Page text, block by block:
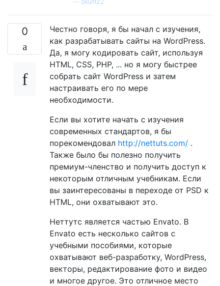
dkuntz2
0
Честно говоря, я бы начал с изучения,
как разрабатывать сайты на WordPress.
Да, я могу кодировать сайт, используя
HTML, CSS, PHP, ... но я могу быстрее
собрать сайт WordPress и затем
настраивать его по мере
необходимости.
Если вы хотите начать с изучения
современных стандартов, я бы
порекомендовал http://nettuts.com/ .
Также было бы полезно получить
премиум-членство и получить доступ к
некоторым отличным учебникам. Если
вы заинтересованы в переходе от PSD к
HTML, они охватывают это.
Неттутс является частью Envato. В
Envato есть несколько сайтов с
учебными пособиями, которые
охватывают веб-разработку, WordPress,
векторы, редактирование фото и видео
и многое другое. Это отличное место